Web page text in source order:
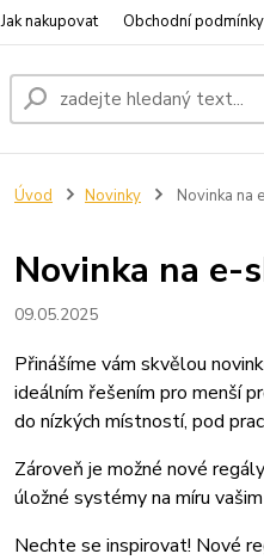
Jak nakupovat Obchodní podmínky
Úvod Novinky Novinka na
Novinka na
09.05.2025
Přinášíme vám skvělou
ideálním řešením pro menší
do nízkých místností, pod
Zároveň je možné nové
úložné systémy na míru
Nechte se inspirovat! Nové